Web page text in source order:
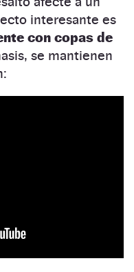
interesante es
con copas de
se mantienen